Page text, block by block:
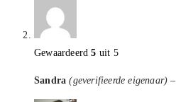
Gewaardeerd5 uit 5
Sandra(geverifieerde eigenaar) –